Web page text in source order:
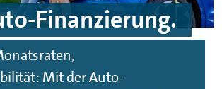
Finanzierung.
Mit der Auto-